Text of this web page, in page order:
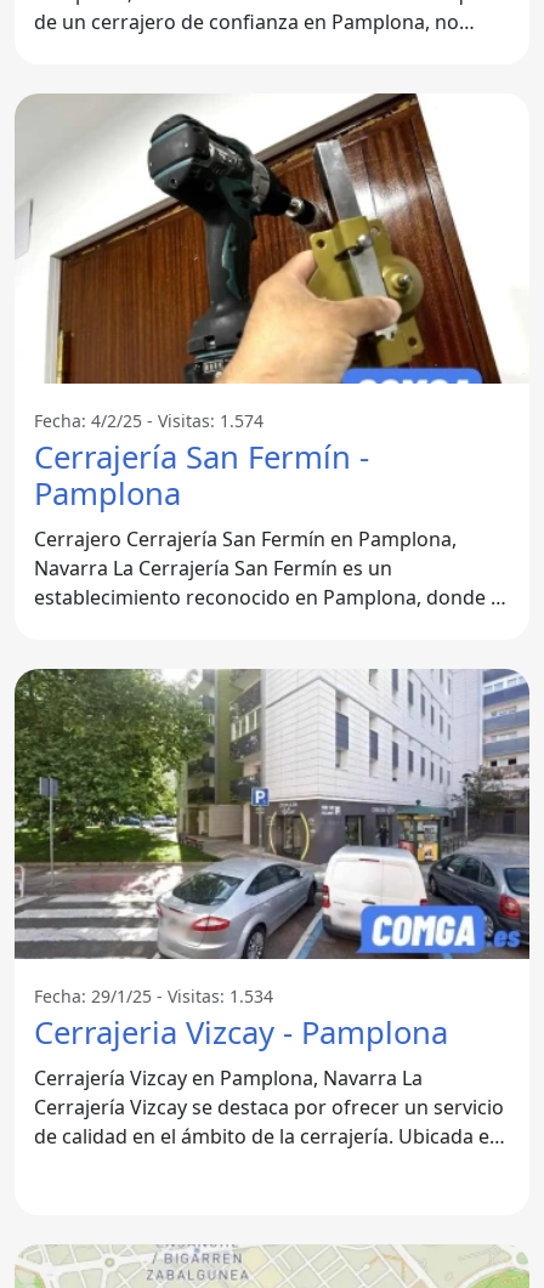
de un cerrajero de confianza en Pamplona, no
Fecha: 4/2/25 - Visitas: 1.574
Cerrajería San Fermín -
Pamplona
Cerrajero Cerrajería San Fermín en Pamplona,
Navarra La Cerrajería San Fermín es un
establecimiento reconocido en Pamplona, donde la
Fecha: 29/1/25 - Visitas: 1.534
Cerrajeria Vizcay - Pamplona
Cerrajería Vizcay en Pamplona, Navarra La
Cerrajería Vizcay se destaca por ofrecer un servicio
de calidad en el ámbito de la cerrajería. Ubicada en